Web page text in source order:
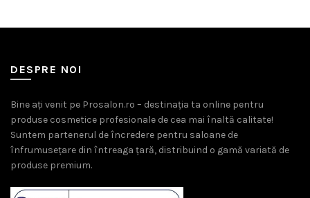
DESPRE NOI
Bine ați venit pe Prosalon.ro – destinația ta online pentru
produse cosmetice profesionale de cea mai înaltă calitate!
Suntem partenerul de încredere pentru saloane de
înfrumusețare din întreaga țară, distribuind o gamă variată de
produse premium.